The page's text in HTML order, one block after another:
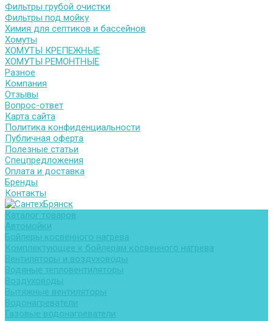
Фильтры грубой очистки
Фильтры под мойку
Химия для септиков и бассейнов
Хомуты
ХОМУТЫ КРЕПЕЖНЫЕ
ХОМУТЫ РЕМОНТНЫЕ
Разное
Компания
Отзывы
Вопрос-ответ
Карта сайта
Политика конфиденциальности
Публичная оферта
Полезные статьи
Спецпредложения
Оплата и доставка
Бренды
Контакты
Каталог товаров
Автомойки
Бойлеры косвенного нагрева
Комплектующее к бойлерам косвенного нагрева
Вентиляторы и воздуховоды
Водяные тепловентиляторы
Воздуховоды
Вытяжные вентиляторы
Водонагреватели
Газовые водонагреватели